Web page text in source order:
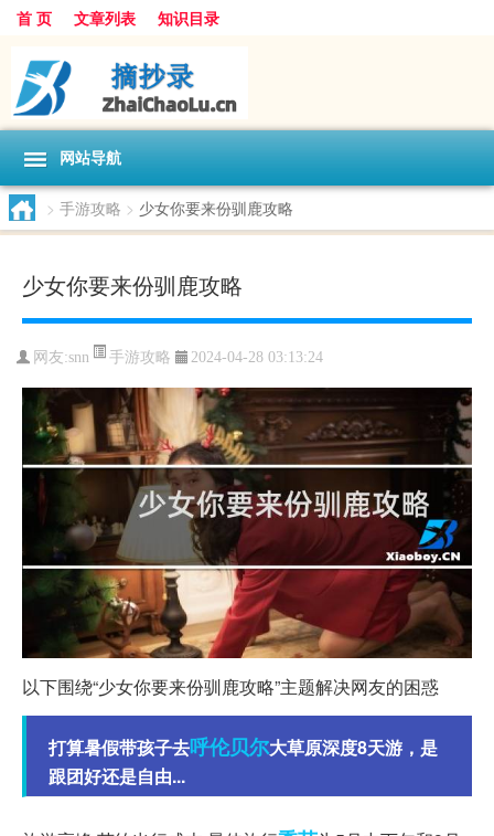
首 页 文章列表 知识目录
网站导航
> 手游攻略 > 少女你要来份驯鹿攻略
少女你要来份驯鹿攻略
网友:snn 手游攻略 2024-04-28 03:13:24
以下围绕“少女你要来份驯鹿攻略”主题解决网友的困惑
打算暑假带孩子去呼伦贝尔大草原深度8天游，是
跟团好还是自由...